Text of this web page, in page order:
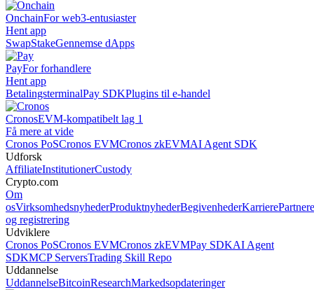
OnchainFor web3-entusiaster
Hent app
SwapStakeGennemse dApps
PayFor forhandlere
Hent app
BetalingsterminalPay SDKPlugins til e-handel
CronosEVM-kompatibelt lag 1
Få mere at vide
Cronos PoSCronos EVMCronos zkEVMAI Agent SDK
Udforsk
AffiliateInstitutionerCustody
Crypto.com
Om
osVirksomhedsnyhederProduktnyhederBegivenhederKarrierePartnere
og registrering
Udviklere
Cronos PoSCronos EVMCronos zkEVMPay SDKAI Agent
SDKMCP ServersTrading Skill Repo
Uddannelse
UddannelseBitcoinResearchMarkedsopdateringer